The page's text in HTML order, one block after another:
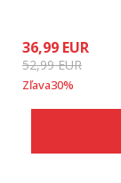
36,99 EUR
52,99EUR
Zľava30%